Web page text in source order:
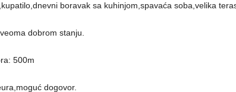
boravak sa kuhinjom,spavaća soba,velika
dobrom stanju.
500m
dogovor.